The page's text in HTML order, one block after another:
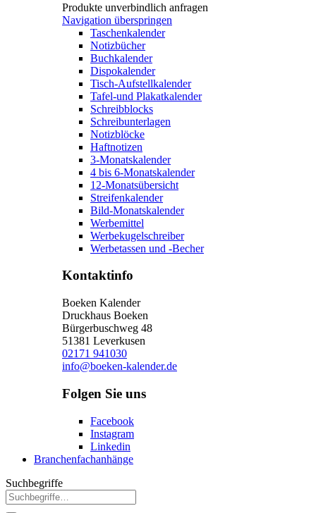
Produkte unverbindlich anfragen
Navigation überspringen
Taschenkalender
Notizbücher
Buchkalender
Dispokalender
Tisch-Aufstellkalender
Tafel-und Plakatkalender
Schreibblocks
Schreibunterlagen
Notizblöcke
Haftnotizen
3-Monatskalender
4 bis 6-Monatskalender
12-Monatsübersicht
Streifenkalender
Bild-Monatskalender
Werbemittel
Werbekugelschreiber
Werbetassen und -Becher
Kontaktinfo
Boeken Kalender
Druckhaus Boeken
Bürgerbuschweg 48
51381 Leverkusen
02171 941030
info@boeken-kalender.de
Folgen Sie uns
Facebook
Instagram
Linkedin
Branchenfachanhänge
Suchbegriffe